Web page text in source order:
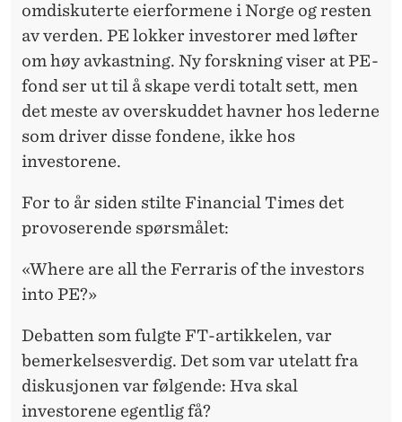
omdiskuterte eierformene i Norge og resten
av verden. PE lokker investorer med løfter
om høy avkastning. Ny forskning viser at PE-
fond ser ut til å skape verdi totalt sett, men
det meste av overskuddet havner hos lederne
som driver disse fondene, ikke hos
investorene.
For to år siden stilte Financial Times det
provoserende spørsmålet:
«Where are all the Ferraris of the investors
into PE?»
Debatten som fulgte FT-artikkelen, var
bemerkelsesverdig. Det som var utelatt fra
diskusjonen var følgende: Hva skal
investorene egentlig få?